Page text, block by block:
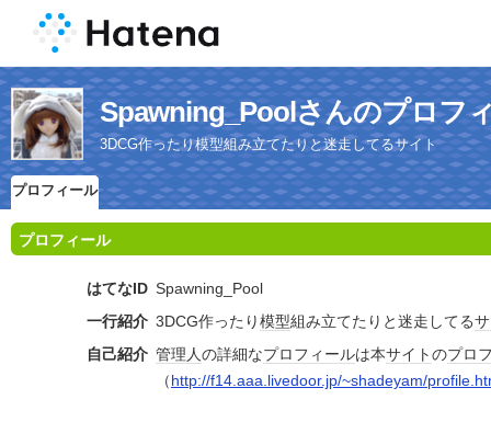
Spawning_Poolさんのプロフ
3DCG作ったり模型組み立てたりと迷走してるサイト
プロフィール
プロフィール
はてなID Spawning_Pool
一行紹介 3DCG作ったり模型組み立てたりと迷走してる
自己紹介 管理人の詳細なプロフィールは本サイトのプロ
（http://f14.aaa.livedoor.jp/~shadeyam/